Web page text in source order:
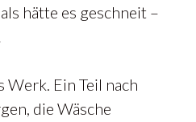
hätte es geschneit –
Werk. Ein Teil nach
die Wäsche